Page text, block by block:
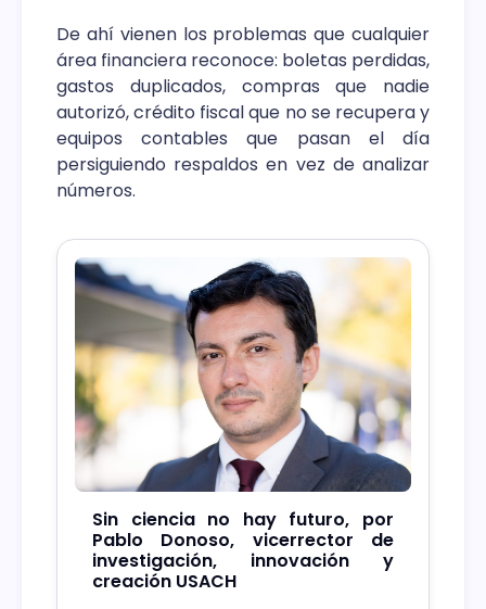
De ahí vienen los problemas que cualquier
área financiera reconoce: boletas perdidas,
gastos duplicados, compras que nadie
autorizó, crédito fiscal que no se recupera y
equipos contables que pasan el día
persiguiendo respaldos en vez de analizar
números.
Sin ciencia no hay futuro, por
Pablo Donoso, vicerrector de
investigación, innovación y
creación USACH